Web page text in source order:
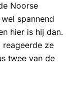
Noorse
spannend
hier is hij dan.
ze
twee van de